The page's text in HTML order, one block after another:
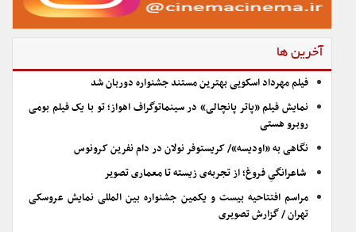
آخرین ها
فیلم مهرداد اسکویی بهترین مستند جشنواره دوربان شد
نمایش فیلم «پاتر پانچالی» در سینماتوگراف اهواز؛ تو با یک فیلم بومی
روبرو هستی
نگاهی به «اودیسه»/ کریستوفر نولان در دام نفرین کرونوس
شاعرانگیِ فروغ؛ از تجربه‌ی زیسته تا معماری تصویر
مراسم افتتاحیه بیست و یکمین جشنواره بین المللی نمایش عروسکی
تهران / گزارش تصویری